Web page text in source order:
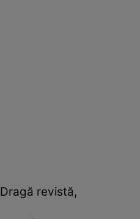
Dragă revistă,